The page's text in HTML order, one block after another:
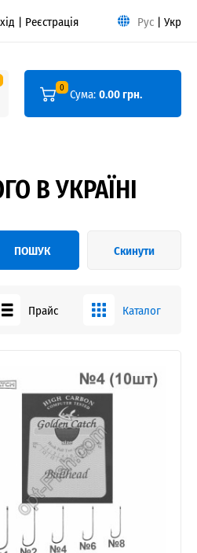
| Реєстрація Рус | Укр
0 Сума:0.00 грн.
В УКРАЇНІ
ПОШУК Скинути
Прайс Каталог